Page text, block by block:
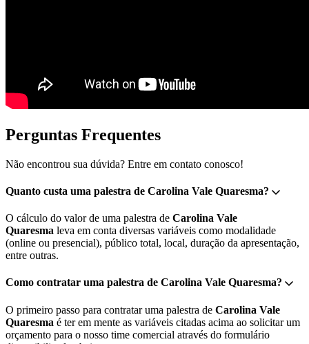
Perguntas Frequentes
Não encontrou sua dúvida? Entre em contato conosco!
Quanto custa uma palestra de Carolina Vale Quaresma?
O cálculo do valor de uma palestra de Carolina Vale
Quaresma leva em conta diversas variáveis como modalidade
(online ou presencial), público total, local, duração da apresentação,
entre outras.
Como contratar uma palestra de Carolina Vale Quaresma?
O primeiro passo para contratar uma palestra de Carolina Vale
Quaresma é ter em mente as variáveis citadas acima ao solicitar um
orçamento para o nosso time comercial através do formulário